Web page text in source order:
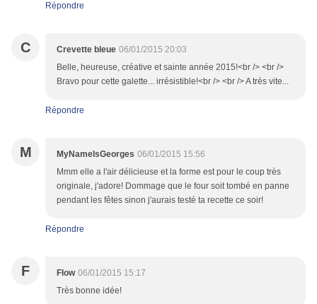
Répondre
C Crevette bleue 06/01/2015 20:03
Belle, heureuse, créative et sainte année 2015!<br /> <br />
Bravo pour cette galette... irrésistible!<br /> <br /> A très vite...
Répondre
M MyNameIsGeorges 06/01/2015 15:56
Mmm elle a l'air délicieuse et la forme est pour le coup très
originale, j'adore! Dommage que le four soit tombé en panne
pendant les fêtes sinon j'aurais testé ta recette ce soir!
Répondre
F Flow 06/01/2015 15:17
Très bonne idée!